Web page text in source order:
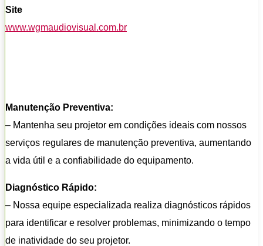
Site
www.wgmaudiovisual.com.br
Manutenção Preventiva:
– Mantenha seu projetor em condições ideais com nossos
serviços regulares de manutenção preventiva, aumentando
a vida útil e a confiabilidade do equipamento.
Diagnóstico Rápido:
– Nossa equipe especializada realiza diagnósticos rápidos
para identificar e resolver problemas, minimizando o tempo
de inatividade do seu projetor.